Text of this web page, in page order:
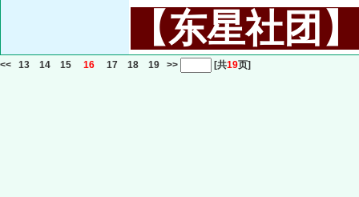
【东星社团
<< 13 14 15 16 17 18 19 >> [共19页]